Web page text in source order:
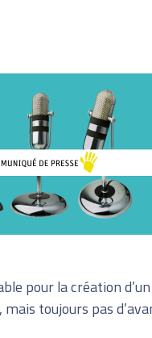
pour la création
toujours pas